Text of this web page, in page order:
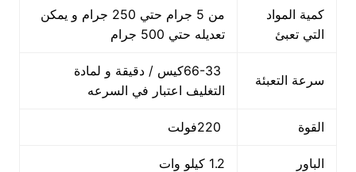
كمية المواد
التي تعبئ
من 5 جرام حتي 250 جرام و يمكن
تعديله حتي 500 جرام
سرعة التعبئة
66-33كيس / دقيقة و لمادة
التغليف اعتبار في السرعه
القوة
الباور 1.2 كيلو وات